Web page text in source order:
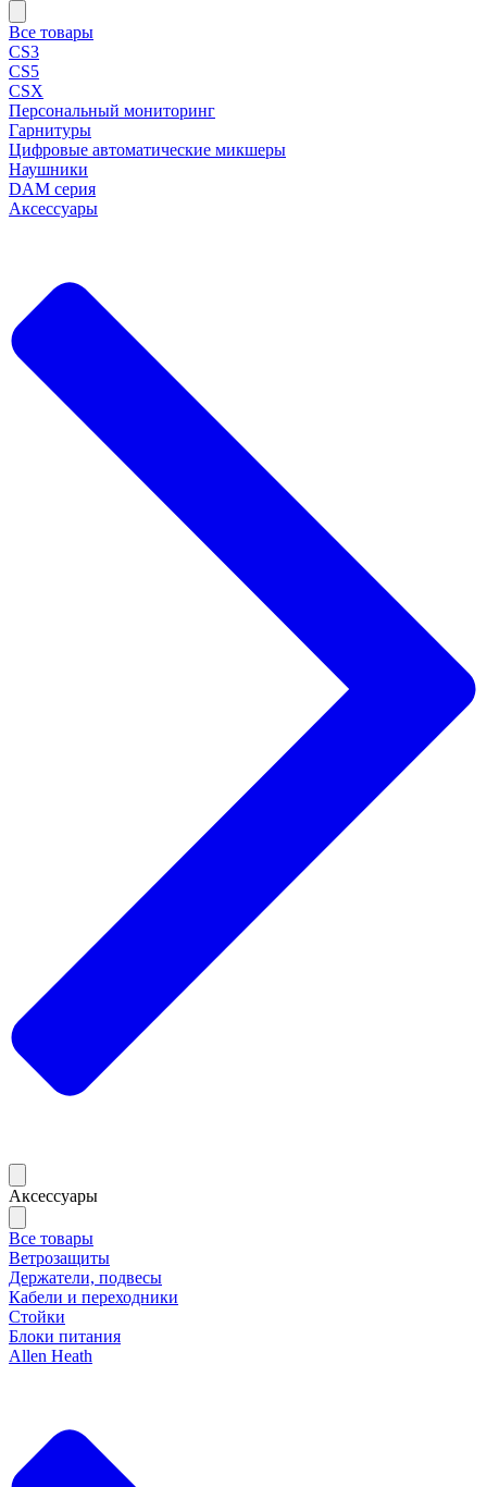
Все товары
CS3
CS5
CSX
Персональный мониторинг
Гарнитуры
Цифровые автоматические микшеры
Наушники
DAM серия
Аксессуары
Аксессуары
Все товары
Ветрозащиты
Держатели, подвесы
Кабели и переходники
Стойки
Блоки питания
Allen Heath